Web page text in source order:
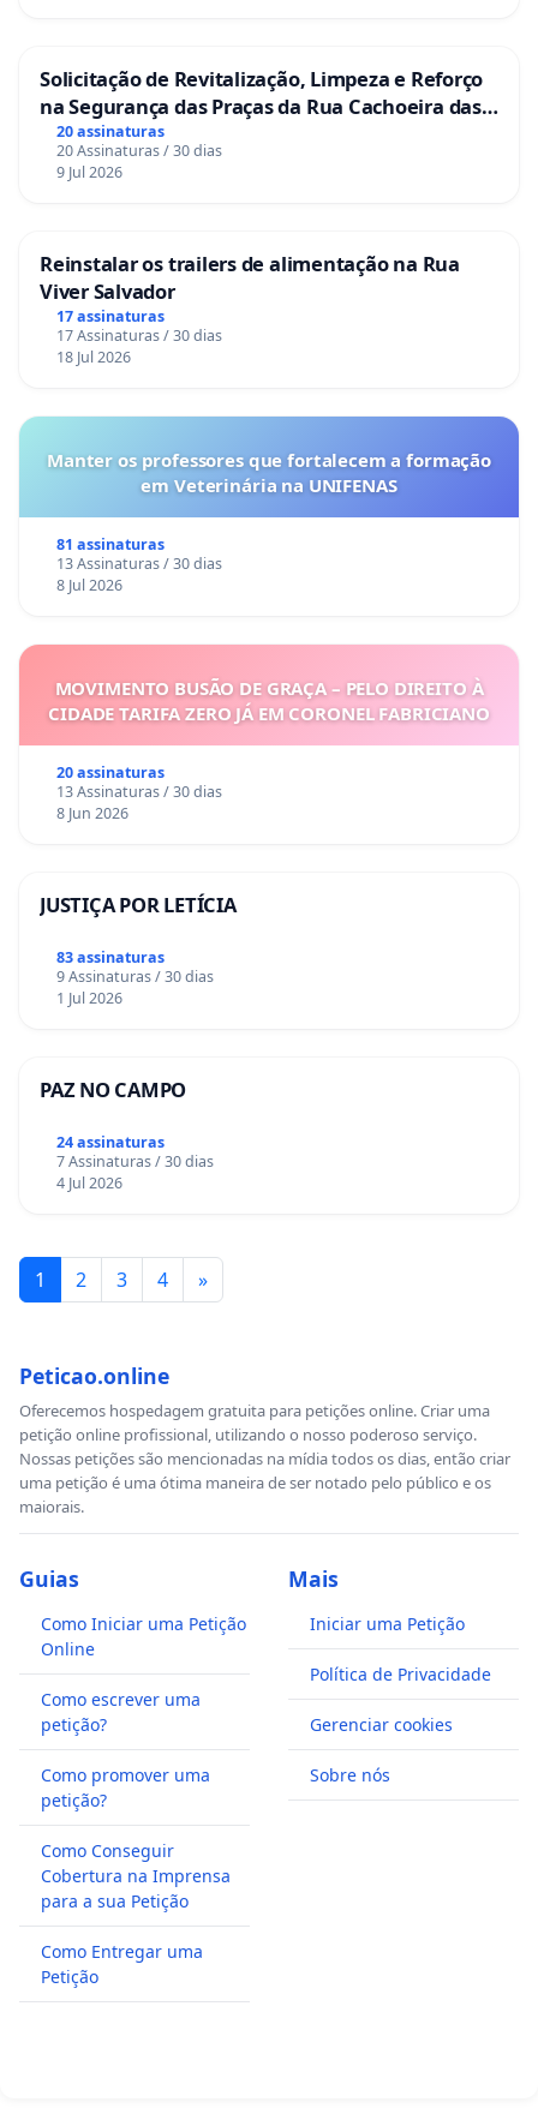
Solicitação de Revitalização, Limpeza e Reforço
na Segurança das Praças da Rua Cachoeira das
Sete Ilhas
20 assinaturas
20 Assinaturas / 30 dias
9 Jul 2026
Reinstalar os trailers de alimentação na Rua
Viver Salvador
17 assinaturas
17 Assinaturas / 30 dias
18 Jul 2026
Manter os professores que fortalecem a formação
em Veterinária na UNIFENAS
81 assinaturas
13 Assinaturas / 30 dias
8 Jul 2026
MOVIMENTO BUSÃO DE GRAÇA – PELO DIREITO À
CIDADE TARIFA ZERO JÁ EM CORONEL FABRICIANO
20 assinaturas
13 Assinaturas / 30 dias
8 Jun 2026
JUSTIÇA POR LETÍCIA
83 assinaturas
9 Assinaturas / 30 dias
1 Jul 2026
PAZ NO CAMPO
24 assinaturas
7 Assinaturas / 30 dias
4 Jul 2026
1 2 3 4 »
Peticao.online
Oferecemos hospedagem gratuita para petições online. Criar uma
petição online profissional, utilizando o nosso poderoso serviço.
Nossas petições são mencionadas na mídia todos os dias, então criar
uma petição é uma ótima maneira de ser notado pelo público e os
maiorais.
Guias
Como Iniciar uma Petição
Online
Como escrever uma
petição?
Como promover uma
petição?
Como Conseguir
Cobertura na Imprensa
para a sua Petição
Como Entregar uma
Petição
Mais
Iniciar uma Petição
Política de Privacidade
Gerenciar cookies
Sobre nós